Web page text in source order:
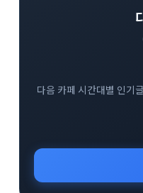
다음 카페 시간대별 인기